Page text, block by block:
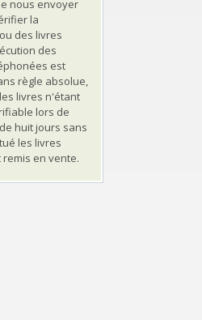
nous envoyer
la
des livres
des
est
règle absolue,
livres n'étant
lors de
huit jours sans
les livres
en vente.